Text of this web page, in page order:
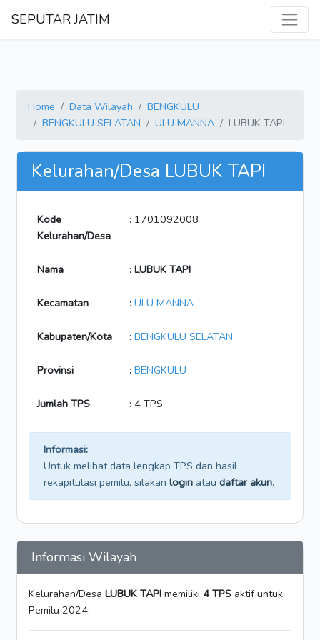
SEPUTAR JATIM
Home Data Wilayah
BENGKULU
BENGKULU SELATAN
ULU MANNA LUBUK TAPI
Kelurahan/Desa LUBUK TAPI
Kode
Kelurahan/Desa
: 1701092008
Nama : LUBUK TAPI
Kecamatan : ULU MANNA
Kabupaten/Kota : BENGKULU SELATAN
Provinsi : BENGKULU
Jumlah TPS : 4 TPS
Informasi:
Untuk melihat data lengkap TPS dan hasil
rekapitulasi pemilu, silakan login atau daftar akun.
Informasi Wilayah
Kelurahan/Desa LUBUK TAPI memiliki 4 TPS aktif untuk
Pemilu 2024.